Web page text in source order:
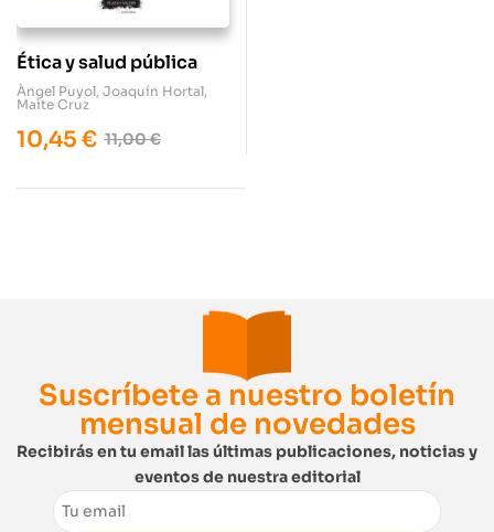
Ética y salud pública
Àngel Puyol, Joaquín Hortal,
Maite Cruz
11,00€
10,45 €
Suscríbete a nuestro boletín
mensual de novedades
Recibirás en tu email las últimas publicaciones, noticias y
eventos de nuestra editorial
Email